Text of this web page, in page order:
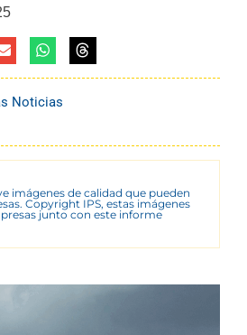
Noticias
imágenes de calidad que pueden
Copyright IPS, estas imágenes
junto con este informe